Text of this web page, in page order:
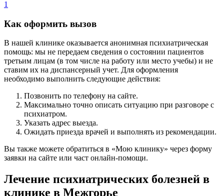
Как оформить вызов
В нашей клинике оказывается анонимная психиатрическая
помощь: мы не передаем сведения о состоянии пациентов
третьим лицам (в том числе на работу или место учебы) и не
ставим их на диспансерный учет. Для оформления
необходимо выполнить следующие действия:
Позвонить по телефону на сайте.
Максимально точно описать ситуацию при разговоре с
психиатром.
Указать адрес выезда.
Ожидать приезда врачей и выполнять из рекомендации.
Вы также можете обратиться в «Мою клинику» через форму
заявки на сайте или част онлайн-помощи.
Лечение психиатрических болезней в
клинике в Межгорье